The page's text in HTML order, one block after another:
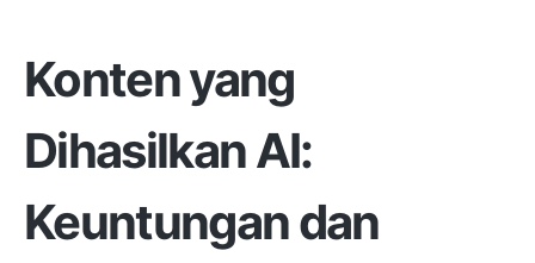
Konten yang
Dihasilkan AI:
Keuntungan dan